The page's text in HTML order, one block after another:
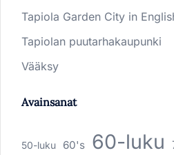
Tapiola Garden City in
Tapiolan puutarhakaupunki
Vääksy
Avainsanat
50-luku 60's 60-luku